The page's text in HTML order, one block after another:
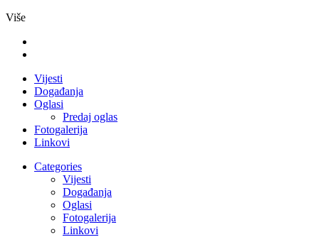
Više
Vijesti
Događanja
Oglasi
Predaj oglas
Fotogalerija
Linkovi
Categories
Vijesti
Događanja
Oglasi
Fotogalerija
Linkovi